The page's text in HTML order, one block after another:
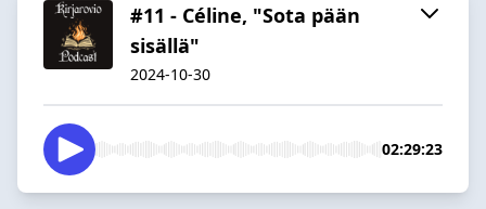
#11 - Céline, "Sota pään
sisällä"
2024-10-30
02:29:23